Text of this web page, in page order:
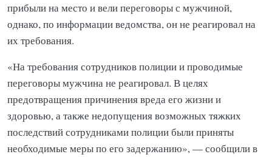
прибыли на место и вели переговоры с мужчиной,
однако, по информации ведомства, он не реагировал на
их требования.
«На требования сотрудников полиции и проводимые
переговоры мужчина не реагировал. В целях
предотвращения причинения вреда его жизни и
здоровью, а также недопущения возможных тяжких
последствий сотрудниками полиции были приняты
необходимые меры по его задержанию», — сообщили в